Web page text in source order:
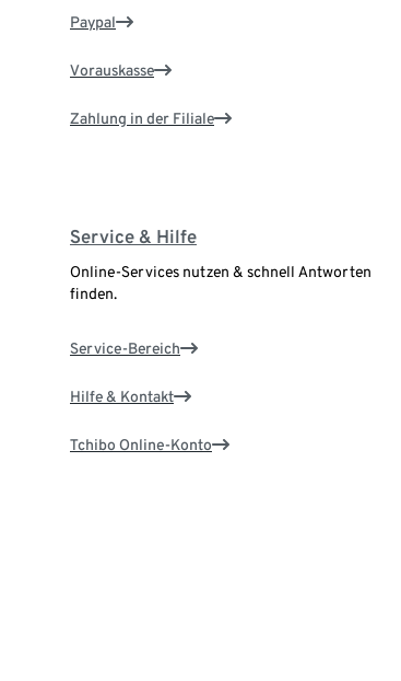
Paypal
Vorauskasse
Zahlung in der Filiale
Service & Hilfe
Online-Services nutzen & schnell Antworten
finden.
Service-Bereich
Hilfe & Kontakt
Tchibo Online-Konto